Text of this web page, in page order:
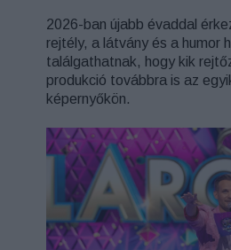
2026-ban újabb évaddal
rejtély, a látvány és a humor
találgathatnak, hogy kik
produkció továbbra is az
képernyőkön.